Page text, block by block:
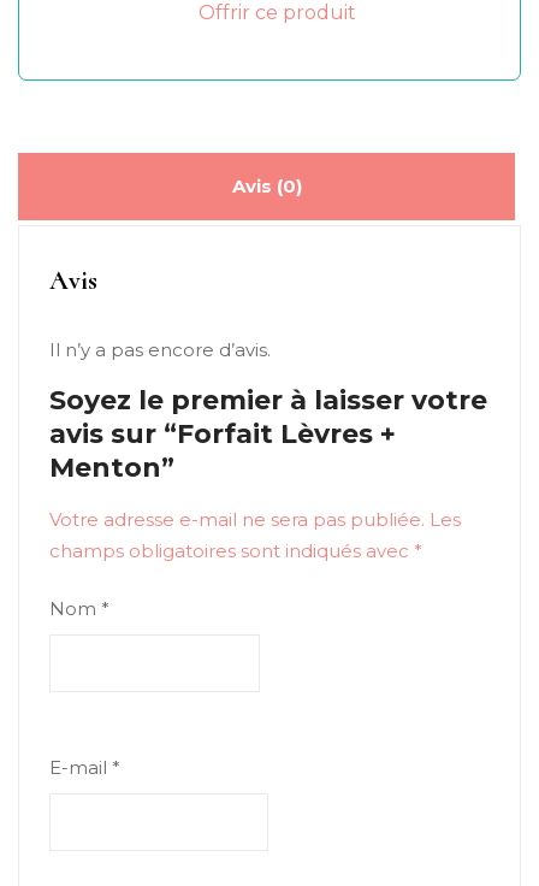
Offrir ce produit
Avis (0)
Avis
Il n’y a pas encore d’avis.
Soyez le premier à laisser votre
avis sur “Forfait Lèvres +
Menton”
Votre adresse e-mail ne sera pas publiée. Les
champs obligatoires sont indiqués avec *
Nom *
E-mail *